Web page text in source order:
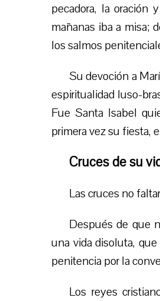
pecadora, la oración
mañanas iba a misa;
los salmos
Su devoción a
espiritualidad luso-
Fue Santa Isabel
primera vez su fiesta,
Cruces de su
Las cruces no
Después de que
una vida disoluta,
penitencia por la
Los reyes